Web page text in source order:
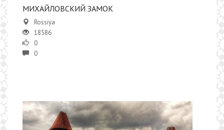
МИХАЙЛОВСКИЙ ЗАМОК
Rossiya
18586
0
0